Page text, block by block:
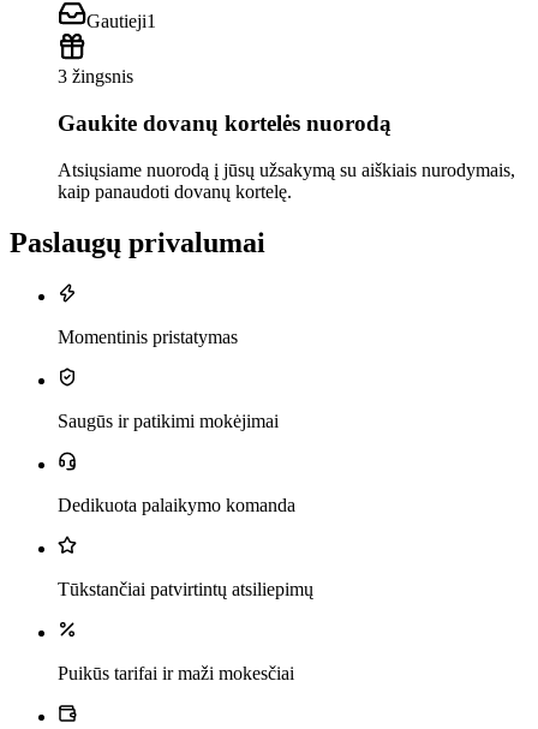
Gautieji1
3 žingsnis
Gaukite dovanų kortelės nuorodą
Atsiųsiame nuorodą į jūsų užsakymą su aiškiais nurodymais,
kaip panaudoti dovanų kortelę.
Paslaugų privalumai
Momentinis pristatymas
Saugūs ir patikimi mokėjimai
Dedikuota palaikymo komanda
Tūkstančiai patvirtintų atsiliepimų
Puikūs tarifai ir maži mokesčiai